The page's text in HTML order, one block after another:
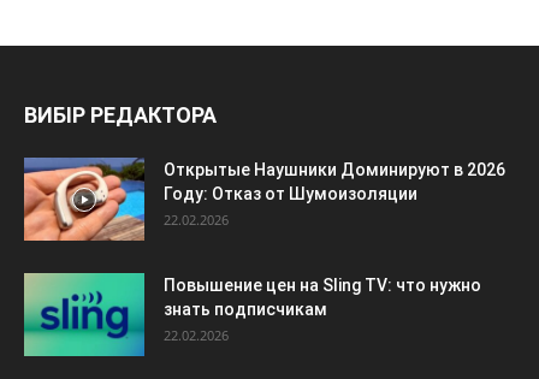
ВИБІР РЕДАКТОРА
Открытые Наушники Доминируют в 2026
Году: Отказ от Шумоизоляции
22.02.2026
Повышение цен на Sling TV: что нужно
знать подписчикам
22.02.2026